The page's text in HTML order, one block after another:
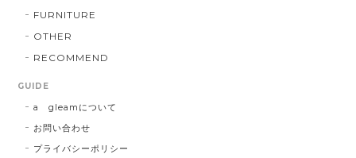
FURNITURE
OTHER
RECOMMEND
GUIDE
a gleamについて
お問い合わせ
プライバシーポリシー